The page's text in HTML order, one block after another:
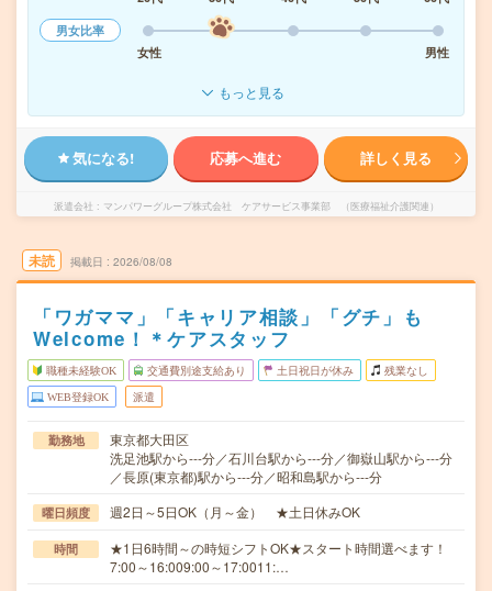
男女比率
女性
男性
もっと見る
気になる! 応募へ進む 詳しく見る
派遣会社 マンパワーグループ株式会社 ケアサービス事業部 （医療福祉介護関連）
未読 掲載日 2026/08/08
「ワガママ」「キャリア相談」「グチ」も
Welcome！＊ケアスタッフ
職種未経験OK 交通費別途支給あり 土日祝日が休み 残業なし
WEB登録OK 派遣
勤務地
東京都大田区
洗足池駅から---分／石川台駅から---分／御嶽山駅から---分
／長原(東京都)駅から---分／昭和島駅から---分
曜日頻度 週2日～5日OK（月～金） ★土日休みOK
時間
★1日6時間～の時短シフトOK★スタート時間選べます！
7:00～16:009:00～17:0011:…